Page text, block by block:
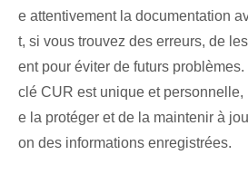
e attentivement⁤ la documentation⁢
t, si vous trouvez des erreurs, de
ent pour éviter de futurs
clé CUR est unique et personnelle,
e la protéger et de la maintenir‌ à
on des informations enregistrées.